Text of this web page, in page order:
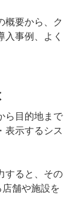
概要から、ク
事例、よく
ら目的地まで
表示するシス
すると、その
舗や施設を